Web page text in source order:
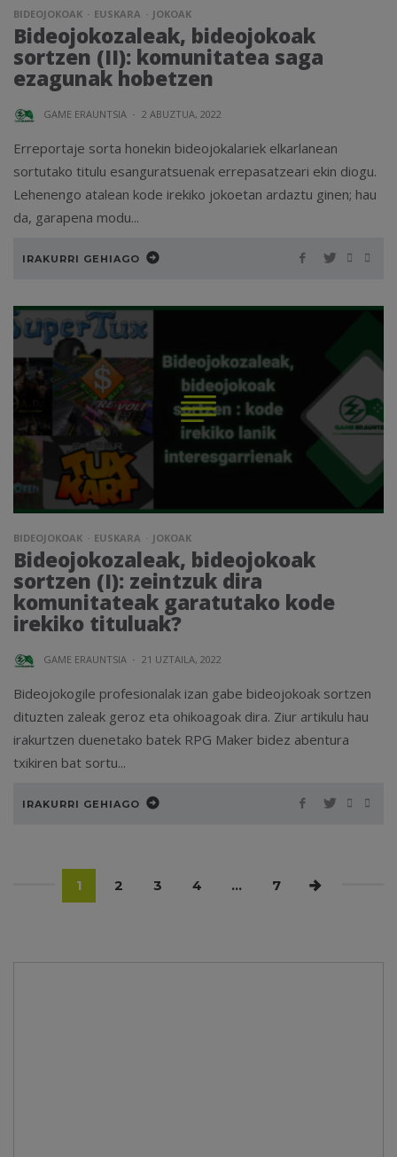
BIDEOJOKOAK EUSKARA JOKOAK
Bideojokozaleak, bideojokoak
sortzen (II): komunitatea saga
ezagunak hobetzen
GAME ERAUNTSIA · 2 ABUZTUA, 2022
Erreportaje sorta honekin bideojokalariek elkarlanean
sortutako titulu esanguratsuenak errepasatzeari ekin diogu.
Lehenengo atalean kode irekiko jokoetan ardaztu ginen; hau
da, garapena modu...
IRAKURRI GEHIAGO
BIDEOJOKOAK EUSKARA JOKOAK
Bideojokozaleak, bideojokoak
sortzen (I): zeintzuk dira
komunitateak garatutako kode
irekiko tituluak?
GAME ERAUNTSIA · 21 UZTAILA, 2022
Bideojokogile profesionalak izan gabe bideojokoak sortzen
dituzten zaleak geroz eta ohikoagoak dira. Ziur artikulu hau
irakurtzen duenetako batek RPG Maker bidez abentura
txikiren bat sortu...
IRAKURRI GEHIAGO
1 2 3 4 … 7